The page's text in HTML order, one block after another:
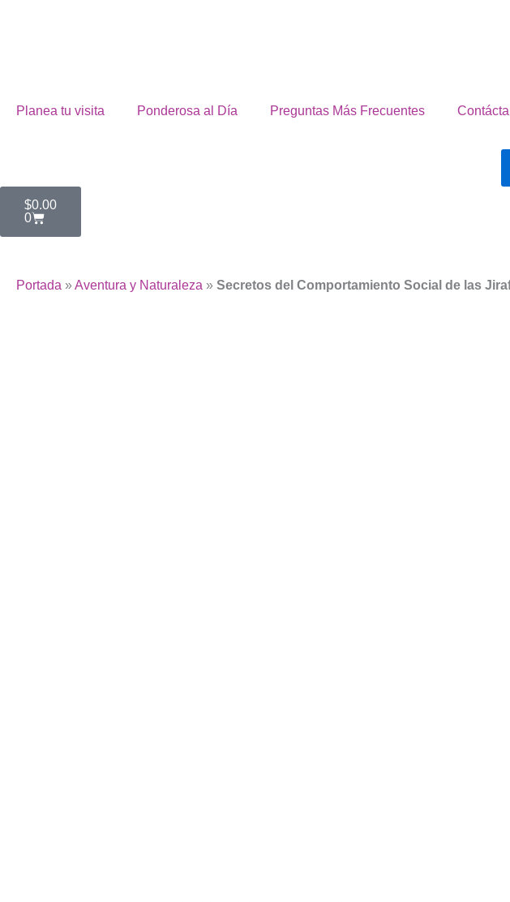
Planea tu visita
Ponderosa al Día Preguntas Más Frecuentes
$0.00
0
Portada »Aventura y Naturaleza » Secretos del Comportamiento Social de las